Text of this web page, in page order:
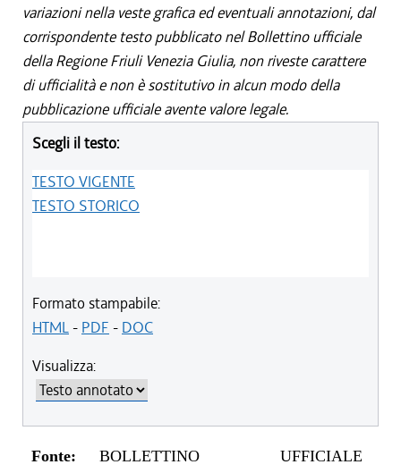
variazioni nella veste grafica ed eventuali annotazioni, dal
corrispondente testo pubblicato nel Bollettino ufficiale
della Regione Friuli Venezia Giulia, non riveste carattere
di ufficialità e non è sostitutivo in alcun modo della
pubblicazione ufficiale avente valore legale.
Scegli il testo:
TESTO VIGENTE
TESTO STORICO
Formato stampabile:
HTML- PDF - DOC
Visualizza:
Fonte:
BOLLETTINO UFFICIALE